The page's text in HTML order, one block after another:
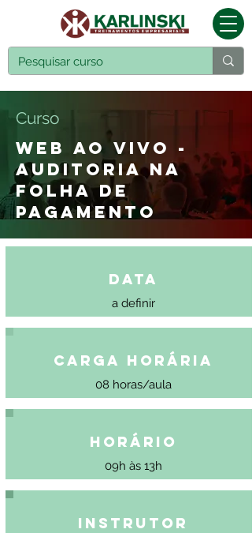
Curso
WEB AO VIVO -
AUDITORIA NA
FOLHA DE
PAGAMENTO
Data
a definir
Carga Horária
08 horas/aula
Horário
09h às 13h
Instrutor